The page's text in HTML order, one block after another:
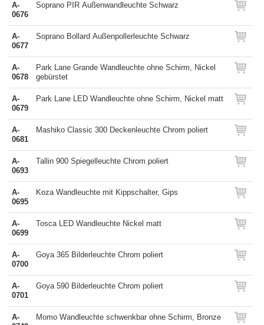
A-
0676
Soprano PIR Außenwandleuchte Schwarz
A-
0677
Soprano Bollard Außenpollerleuchte Schwarz
A-
0678
Park Lane Grande Wandleuchte ohne Schirm, Nickel
gebürstet
A-
0679
Park Lane LED Wandleuchte ohne Schirm, Nickel matt
A-
0681
Mashiko Classic 300 Deckenleuchte Chrom poliert
A-
0693
Tallin 900 Spiegelleuchte Chrom poliert
A-
0695
Koza Wandleuchte mit Kippschalter, Gips
A-
0699
Tosca LED Wandleuchte Nickel matt
A-
0700
Goya 365 Bilderleuchte Chrom poliert
A-
0701
Goya 590 Bilderleuchte Chrom poliert
A-
Momo Wandleuchte schwenkbar ohne Schirm, Bronze